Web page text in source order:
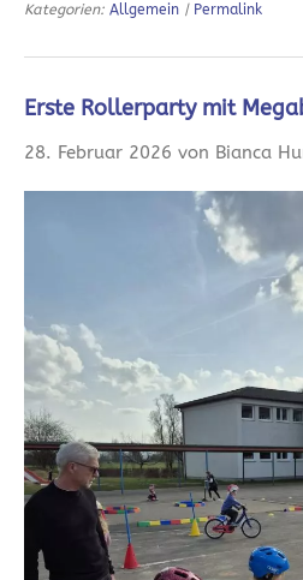
Kategorien: Allgemein | Permalink
Erste Rollerparty mit
28. Februar 2026 von Bianca